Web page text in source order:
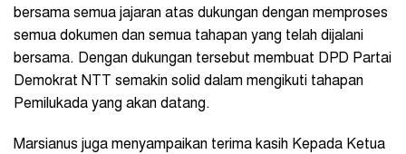
bersama semua jajaran atas dukungan dengan memproses
semua dokumen dan semua tahapan yang telah dijalani
bersama. Dengan dukungan tersebut membuat DPD Partai
Demokrat NTT semakin solid dalam mengikuti tahapan
Pemilukada yang akan datang.
Marsianus juga menyampaikan terima kasih Kepada Ketua